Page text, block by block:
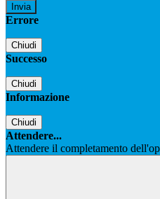
Errore
Chiudi
Successo
Chiudi
Informazione
Chiudi
Attendere...
Attendere il completamento